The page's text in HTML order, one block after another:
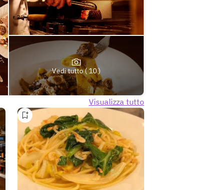
Vedi tutto ( 10 )
Visualizza tutto